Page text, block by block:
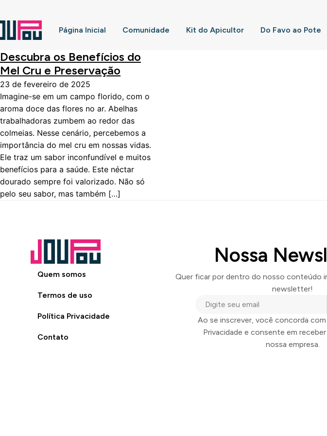
Página Inicial Comunidade Kit do Apicultor Do Favo ao Pote
Descubra os Benefícios do
Mel Cru e Preservação
23 de fevereiro de 2025
Imagine-se em um campo florido, com o
aroma doce das flores no ar. Abelhas
trabalhadoras zumbem ao redor das
colmeias. Nesse cenário, percebemos a
importância do mel cru em nossas vidas.
Ele traz um sabor inconfundível e muitos
benefícios para a saúde. Este néctar
dourado sempre foi valorizado. Não só
pelo seu sabor, mas também […]
Quem somos
Termos de uso
Política Privacidade
Contato
Nossa
Quer ficar por dentro do nosso conteúdo
newsletter!
Ao se inscrever, você concorda
Privacidade e consente em
nossa empresa.